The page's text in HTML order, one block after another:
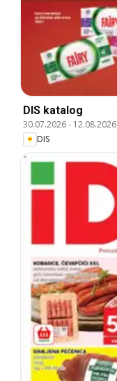
DIS katalog
30.07.2026- 12.08.2026
DIS